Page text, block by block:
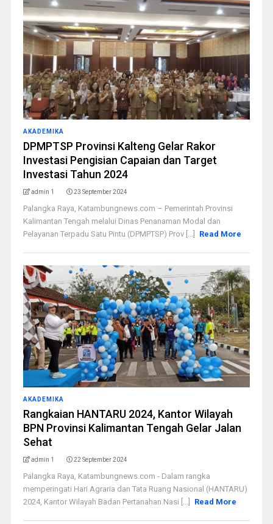
AKADEMIKA
DPMPTSP Provinsi Kalteng Gelar Rakor
Investasi Pengisian Capaian dan Target
Investasi Tahun 2024
admin 1 23 September 2024
Palangka Raya, Katambungnews.com – Pemerintah Provinsi
Kalimantan Tengah melalui Dinas Penanaman Modal dan
Pelayanan Terpadu Satu Pintu (DPMPTSP) Prov [...]
Read More
AKADEMIKA
Rangkaian HANTARU 2024, Kantor Wilayah
BPN Provinsi Kalimantan Tengah Gelar Jalan
Sehat
admin 1 22 September 2024
Palangka Raya, Katambungnews.com - Dalam rangka
memperingati Hari Agraria dan Tata Ruang Nasional (HANTARU)
2024, Kantor Wilayah Badan Pertanahan Nasi [...]
Read More